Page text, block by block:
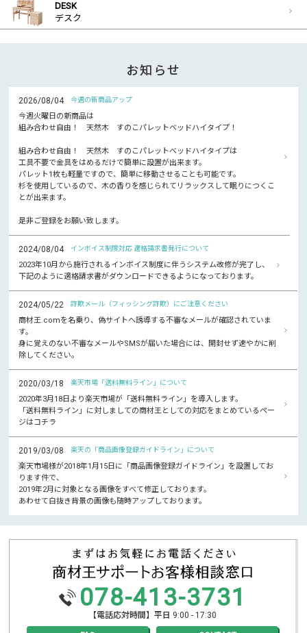
DESK
デスク
お知らせ
2026/08/04 今週の新商品アップ
今週火曜日の新商品は
組み合わせ自由！ 天然木 すのこパレットベッドハイタイプ！
組み合わせ自由！ 天然木 すのこパレットベッドハイタイプは
工具不要で金具をはめるだけで簡単に設置が出来ます。
パレット1枚も軽量ですので、簡単に移動させることも可能です。
杉を使用しているので、木の香りを感じられてリラックスして眠りにつくこ
とが出来ます。
是非ご登録をお願い致します。
2024/08/04 インボイス制度対応 適格請求書発行について
2023年10月から施行されるインボイス制度に伴うシステム改修が完了し、
下記のように適格請求書がダウンロードできるようになっております。
2024/05/22 詐欺メール（フィッシング詐欺）にご注意ください
商材王.comを名乗り、偽サイトへ誘導する不審なメールが確認されていま
す。
身に覚えのない不審なメールやSMSが届いた場合には、開封せず速やかに削
除してください。
2020/03/18 楽天市場「送料無料ライン」について
2020年3月18日より楽天市場が「送料無料ライン」を導入します。
「送料無料ライン」に対しましての商材王としての対応をまとめているペー
ジはコチラ
2019/03/08 楽天の「商品画像登録ガイドライン」について
楽天市場様が2018年1月15日に「商品画像登録ガイドライン」を設置してお
ります件で、
2019年2月に対象となる画像をすべて修正しております。
あわせて白抜き背景の画像も随時アップしております。
078-413-3731
【電話応対時間】平日 9:00 - 17:30